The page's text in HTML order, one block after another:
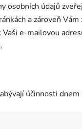
osobních údajů
a zároveň Vám
e-mailovou
účinnosti